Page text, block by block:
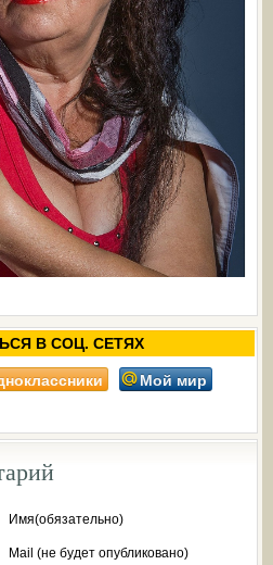
В СОЦ. СЕТЯХ
Мой мир
Имя(обязательно)
Mail (не будет опубликовано)